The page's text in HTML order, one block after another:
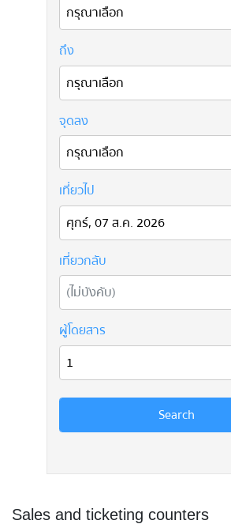
Sales and ticketing counters